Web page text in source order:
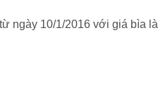
ngày 10/1/2016 với giá bìa là